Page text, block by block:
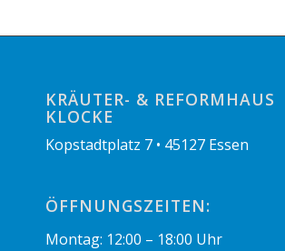
KRÄUTER- & REFORMHAUS
KLOCKE
Kopstadtplatz 7 • 45127 Essen
ÖFFNUNGSZEITEN:
Montag: 12:00 – 18:00 Uhr